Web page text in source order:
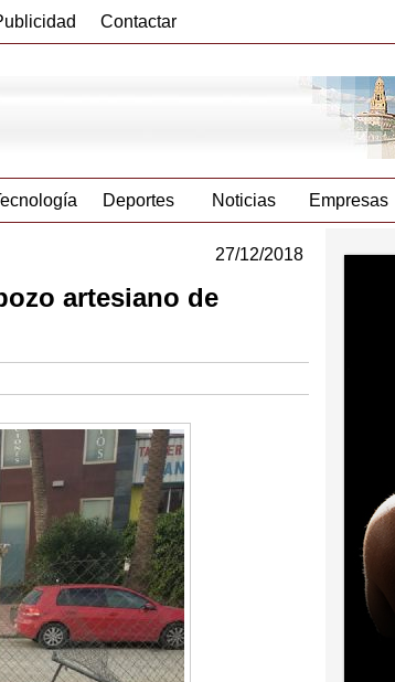
Contactar
Deportes Noticias Empresas
27/12/2018
artesiano de